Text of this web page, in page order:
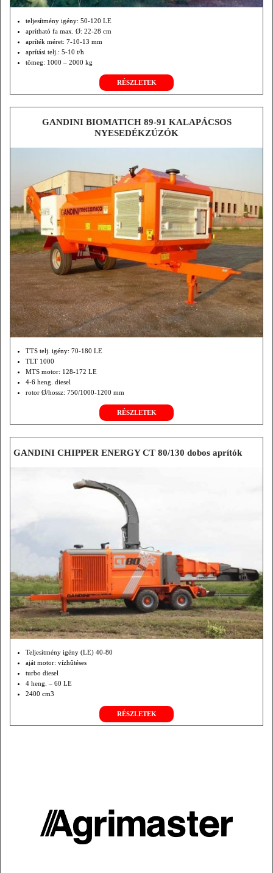
teljesítmény igény: 50-120 LE
aprítható fa max. Ø: 22-28 cm
apríték méret: 7-10-13 mm
aprítási telj.: 5-10 t/h
tömeg: 1000 – 2000 kg
RÉSZLETEK
GANDINI BIOMATICH 89-91 KALAPÁCSOS
NYESEDÉKZÚZÓK
TTS telj. igény: 70-180 LE
TLT 1000
MTS motor: 128-172 LE
4-6 heng. diesel
rotor Ø/hossz: 750/1000-1200 mm
max. zúzható Ø folyamatos/eseti: 15-16/25-30 cm
aprítási telj.: 20-60 m3/h
RÉSZLETEK
GANDINI CHIPPER ENERGY CT 80/130 dobos aprítók
Teljesítmény igény (LE) 40-80
aját motor: vízhűtéses
turbo diesel
4 heng. – 60 LE
2400 cm3
RÉSZLETEK